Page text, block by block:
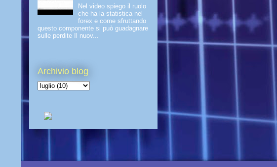
Nel video spiego il ruolo
che ha la statistica nel
forex e come sfruttando
questo componente si può guadagnare
sulle perdite Il nuov...
Archivio blog